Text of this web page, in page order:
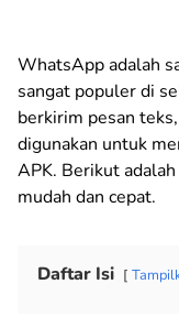
WhatsApp adalah
sangat populer di
berkirim pesan
digunakan untuk
APK. Berikut
mudah dan cepat.
Daftar Isi